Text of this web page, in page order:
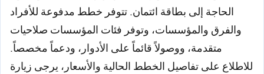
الحاجة إلى بطاقة ائتمان. تتوفر خطط مدفوعة للأفراد
والفرق والمؤسسات، وتوفر فئات المؤسسات صلاحيات
متقدمة، ووصولاً قائماً على الأدوار، ودعماً مخصصاً.
للاطلاع على تفاصيل الخطط الحالية والأسعار، يرجى زيارة